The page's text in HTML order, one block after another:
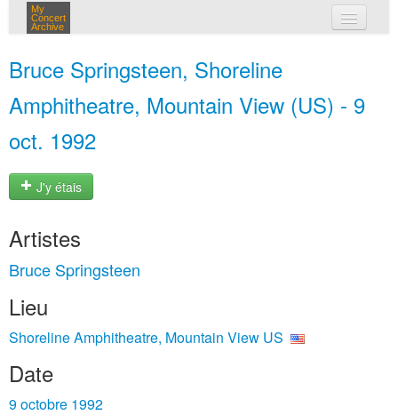
My
Concert
Archive
Bruce Springsteen, Shoreline
Amphitheatre, Mountain View (US) - 9
oct. 1992
J'y étais
Artistes
Bruce Springsteen
Lieu
Shoreline Amphitheatre, Mountain View US
Date
9 octobre 1992